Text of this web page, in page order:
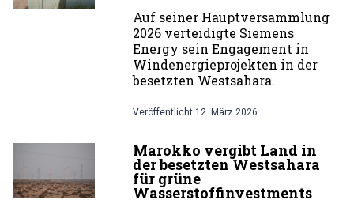
Auf seiner Hauptversammlung
2026 verteidigte Siemens
Energy sein Engagement in
Windenergieprojekten in der
besetzten Westsahara.
Veröffentlicht 12. März 2026
Marokko vergibt Land in
der besetzten Westsahara
für grüne
Wasserstoffinvestments